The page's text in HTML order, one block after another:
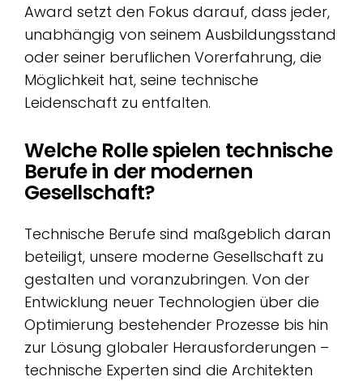
Award setzt den Fokus darauf, dass jeder,
unabhängig von seinem Ausbildungsstand
oder seiner beruflichen Vorerfahrung, die
Möglichkeit hat, seine technische
Leidenschaft zu entfalten.
Welche Rolle spielen technische
Berufe in der modernen
Gesellschaft?
Technische Berufe sind maßgeblich daran
beteiligt, unsere moderne Gesellschaft zu
gestalten und voranzubringen. Von der
Entwicklung neuer Technologien über die
Optimierung bestehender Prozesse bis hin
zur Lösung globaler Herausforderungen –
technische Experten sind die Architekten